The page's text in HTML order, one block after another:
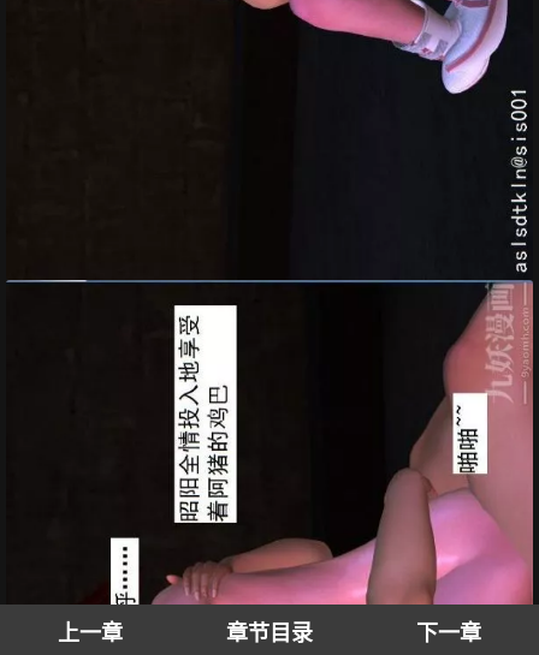
上一章 章节目录 下一章